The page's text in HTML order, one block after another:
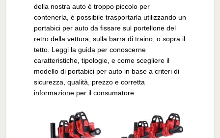
della nostra auto è troppo piccolo per
contenerla, è possibile trasportarla utilizzando un
portabici per auto da fissare sul portellone del
retro della vettura, sulla barra di traino, o sopra il
tetto. Leggi la guida per conoscerne
caratteristiche, tipologie, e come scegliere il
modello di portabici per auto in base a criteri di
sicurezza, qualità, prezzo e corretta
informazione per il consumatore.